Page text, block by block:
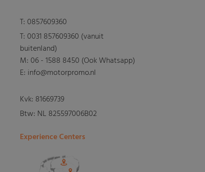
T:0857609360
T:0031 857609360 (vanuit
buitenland)
M:06 - 1588 8450 (Ook Whatsapp)
E: info@motorpromo.nl
Kvk: 81669739
Btw: NL 825597006B02
Experience Centers